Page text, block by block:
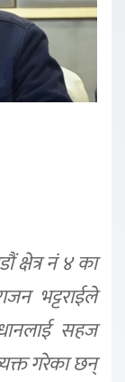
क्षेत्र नं ४ का
भट्टराईले
सहज
गरेका छन्